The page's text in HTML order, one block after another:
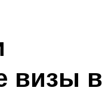
визы в